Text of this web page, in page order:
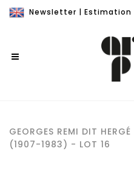
Newsletter | Estimation
GEORGES REMI DIT HERGÉ
(1907-1983) - LOT 16